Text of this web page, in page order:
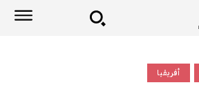
أفريقيا